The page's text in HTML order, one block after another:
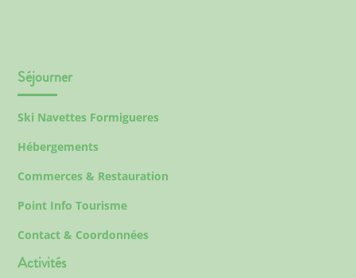
Séjourner
Ski Navettes Formigueres
Hébergements
Commerces & Restauration
Point Info Tourisme
Contact & Coordonnées
Activités